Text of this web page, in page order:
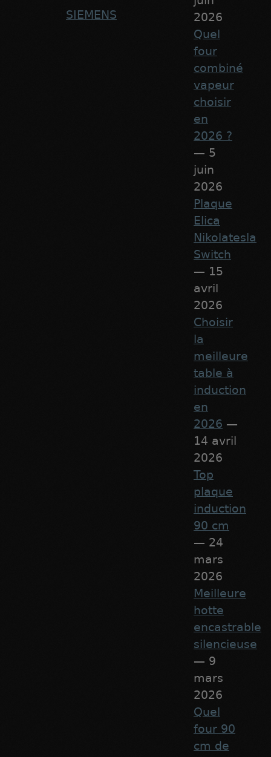
SIEMENS
2026
Quel
four
combiné
vapeur
choisir
en
2026 ?
— 5
juin
2026
Plaque
Elica
Nikolatesla
Switch
— 15
avril
2026
Choisir
la
meilleure
table à
induction
en
2026 —
14 avril
2026
Top
plaque
induction
90 cm
— 24
mars
2026
Meilleure
hotte
encastrable
silencieuse
— 9
mars
2026
Quel
four 90
cm de